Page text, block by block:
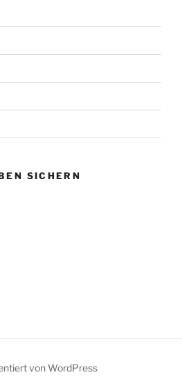
SICHERN
von WordPress